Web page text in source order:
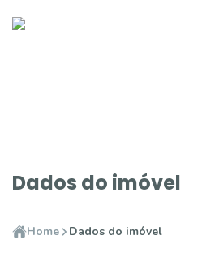
Dados do imóvel
Home Dados do imóvel